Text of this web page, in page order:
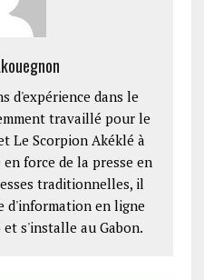
d'expérience dans le
travaillé pour le
Le Scorpion Akéklé à
force de la presse en
traditionnelles, il
d'information en ligne
s'installe au Gabon.